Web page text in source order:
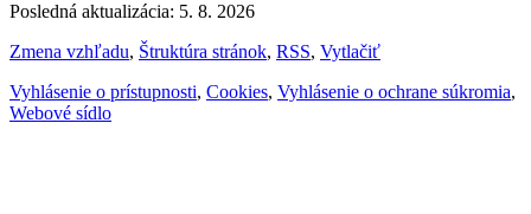
Posledná aktualizácia: 5. 8. 2026
Zmena vzhľadu, Štruktúra stránok, RSS, Vytlačiť
Vyhlásenie o prístupnosti, Cookies, Vyhlásenie o ochrane súkromia,
Webové sídlo